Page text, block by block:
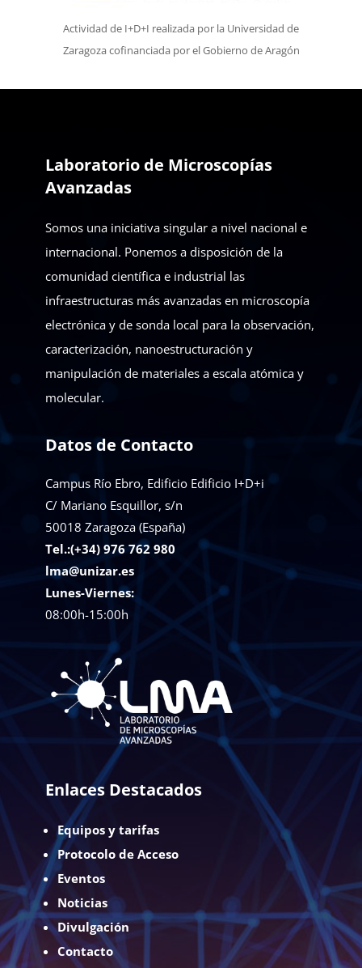
Actividad de I+D+I realizada por la Universidad de
Zaragoza cofinanciada por el Gobierno de Aragón
Laboratorio de Microscopías
Avanzadas
Somos una iniciativa singular a nivel nacional e
internacional. Ponemos a disposición de la
comunidad científica e industrial las
infraestructuras más avanzadas en microscopía
electrónica y de sonda local para la observación,
caracterización, nanoestructuración y
manipulación de materiales a escala atómica y
molecular.
Datos de Contacto
Campus Río Ebro, Edificio Edificio I+D+i
C/ Mariano Esquillor, s/n
50018 Zaragoza (España)
Tel.:(+34) 976 762 980
lma@unizar.es
Lunes-Viernes:
08:00h-15:00h
Enlaces Destacados
Equipos y tarifas
Protocolo de Acceso
Eventos
Noticias
Divulgación
Contacto